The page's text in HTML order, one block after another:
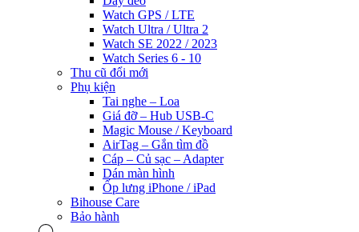
Watch GPS / LTE
Watch Ultra / Ultra 2
Watch SE 2022 / 2023
Watch Series 6 - 10
Thu cũ đổi mới
Phụ kiện
Tai nghe – Loa
Giá đỡ – Hub USB-C
Magic Mouse / Keyboard
AirTag – Gắn tìm đồ
Cáp – Củ sạc – Adapter
Dán màn hình
Ốp lưng iPhone / iPad
Bihouse Care
Bảo hành